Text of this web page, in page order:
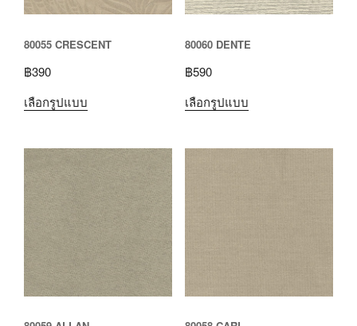
80055 CRESCENT
฿390
เลือกรูปแบบ
80060 DENTE
฿590
เลือกรูปแบบ